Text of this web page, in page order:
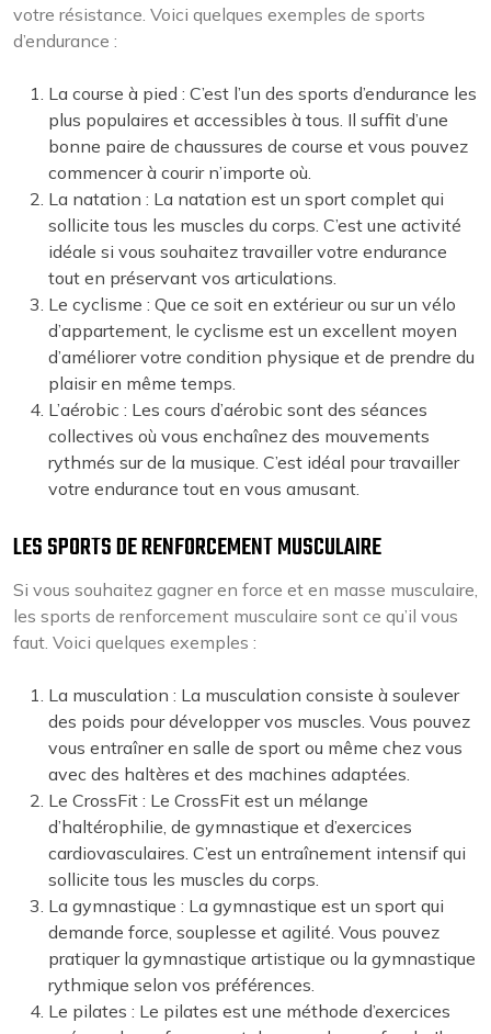
votre résistance. Voici quelques exemples de sports
d’endurance :
La course à pied : C’est l’un des sports d’endurance les
plus populaires et accessibles à tous. Il suffit d’une
bonne paire de chaussures de course et vous pouvez
commencer à courir n’importe où.
La natation : La natation est un sport complet qui
sollicite tous les muscles du corps. C’est une activité
idéale si vous souhaitez travailler votre endurance
tout en préservant vos articulations.
Le cyclisme : Que ce soit en extérieur ou sur un vélo
d’appartement, le cyclisme est un excellent moyen
d’améliorer votre condition physique et de prendre du
plaisir en même temps.
L’aérobic : Les cours d’aérobic sont des séances
collectives où vous enchaînez des mouvements
rythmés sur de la musique. C’est idéal pour travailler
votre endurance tout en vous amusant.
LES SPORTS DE RENFORCEMENT MUSCULAIRE
Si vous souhaitez gagner en force et en masse musculaire,
les sports de renforcement musculaire sont ce qu’il vous
faut. Voici quelques exemples :
La musculation : La musculation consiste à soulever
des poids pour développer vos muscles. Vous pouvez
vous entraîner en salle de sport ou même chez vous
avec des haltères et des machines adaptées.
Le CrossFit : Le CrossFit est un mélange
d’haltérophilie, de gymnastique et d’exercices
cardiovasculaires. C’est un entraînement intensif qui
sollicite tous les muscles du corps.
La gymnastique : La gymnastique est un sport qui
demande force, souplesse et agilité. Vous pouvez
pratiquer la gymnastique artistique ou la gymnastique
rythmique selon vos préférences.
Le pilates : Le pilates est une méthode d’exercices